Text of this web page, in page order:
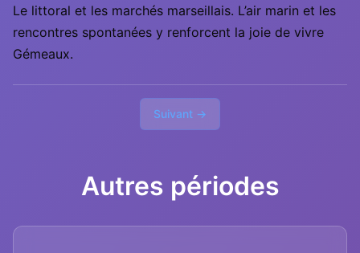
Le littoral et les marchés marseillais. L’air marin et les
rencontres spontanées y renforcent la joie de vivre
Gémeaux.
Suivant →
Autres périodes